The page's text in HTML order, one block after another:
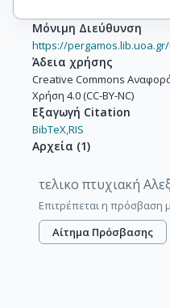
Μόνιμη Διεύθυνση
https://
Άδεια χρήσης
Creative Commons
Χρήση 4.0 (CC-BY-NC)
Εξαγωγή Citation
BibTeX,RIS
Αρχεία (1)
τελικο πτυχιακή
Επιτρέπεται η πρόσβαση
Αίτημα Πρόσβασης